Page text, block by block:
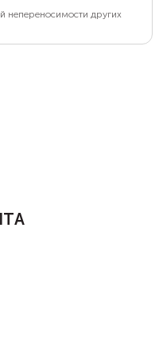
непереносимости других